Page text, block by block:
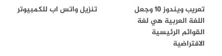
تعريب ويندوز 10 وجعل
اللغة العربية هي لغة
القوائم الرئيسية
الافتراضية
تنزيل واتس اب للكمبيوتر